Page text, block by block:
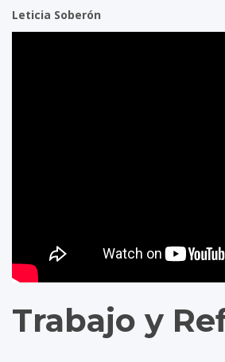
Leticia Soberón
Trabajo y